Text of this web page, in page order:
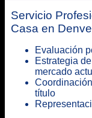
Servicio
Casa en
Evaluación
Estrategia
mercado
título